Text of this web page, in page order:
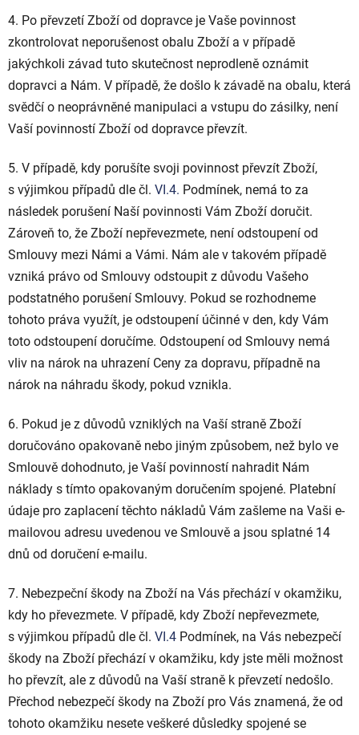
4. Po převzetí Zboží od dopravce je Vaše povinnost
zkontrolovat neporušenost obalu Zboží a v případě
jakýchkoli závad tuto skutečnost neprodleně oznámit
dopravci a Nám. V případě, že došlo k závadě na obalu, která
svědčí o neoprávněné manipulaci a vstupu do zásilky, není
Vaší povinností Zboží od dopravce převzít.
5. V případě, kdy porušíte svoji povinnost převzít Zboží,
s výjimkou případů dle čl. VI.4. Podmínek, nemá to za
následek porušení Naší povinnosti Vám Zboží doručit.
Zároveň to, že Zboží nepřevezmete, není odstoupení od
Smlouvy mezi Námi a Vámi. Nám ale v takovém případě
vzniká právo od Smlouvy odstoupit z důvodu Vašeho
podstatného porušení Smlouvy. Pokud se rozhodneme
tohoto práva využít, je odstoupení účinné v den, kdy Vám
toto odstoupení doručíme. Odstoupení od Smlouvy nemá
vliv na nárok na uhrazení Ceny za dopravu, případně na
nárok na náhradu škody, pokud vznikla.
6. Pokud je z důvodů vzniklých na Vaší straně Zboží
doručováno opakovaně nebo jiným způsobem, než bylo ve
Smlouvě dohodnuto, je Vaší povinností nahradit Nám
náklady s tímto opakovaným doručením spojené. Platební
údaje pro zaplacení těchto nákladů Vám zašleme na Vaši e-
mailovou adresu uvedenou ve Smlouvě a jsou splatné 14
dnů od doručení e-mailu.
7. Nebezpeční škody na Zboží na Vás přechází v okamžiku,
kdy ho převezmete. V případě, kdy Zboží nepřevezmete,
s výjimkou případů dle čl. VI.4 Podmínek, na Vás nebezpečí
škody na Zboží přechází v okamžiku, kdy jste měli možnost
ho převzít, ale z důvodů na Vaší straně k převzetí nedošlo.
Přechod nebezpečí škody na Zboží pro Vás znamená, že od
tohoto okamžiku nesete veškeré důsledky spojené se